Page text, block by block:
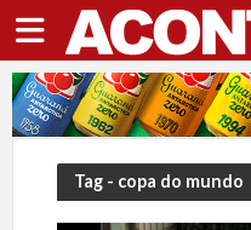
Tag - copa do mundo